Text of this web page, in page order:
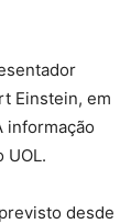
Einstein, em
informação
UOL.
desde